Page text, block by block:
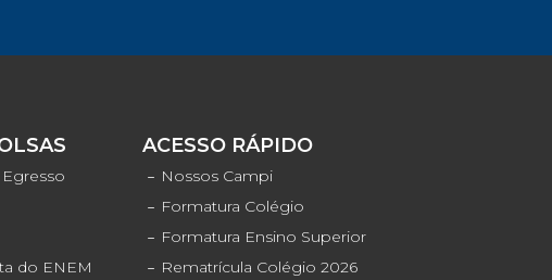
do ENEM
ACESSO RÁPIDO
Nossos Campi
Formatura Colégio
Formatura Ensino Superior
Rematrícula Colégio 2026